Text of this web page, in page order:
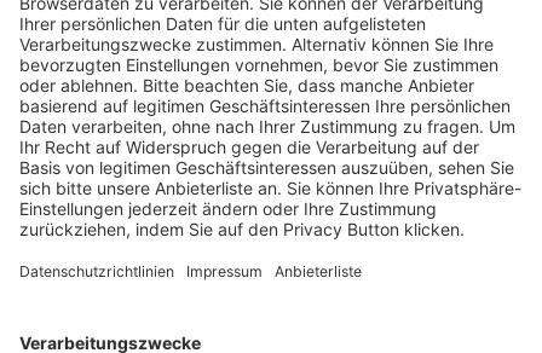
Trainerausbildung
Schulungsangebot Vereinsmitarbeiter
BFV-Geschäftsstellen
Trainerbörse
Login SpielPlus
FOLGE DEM BFV